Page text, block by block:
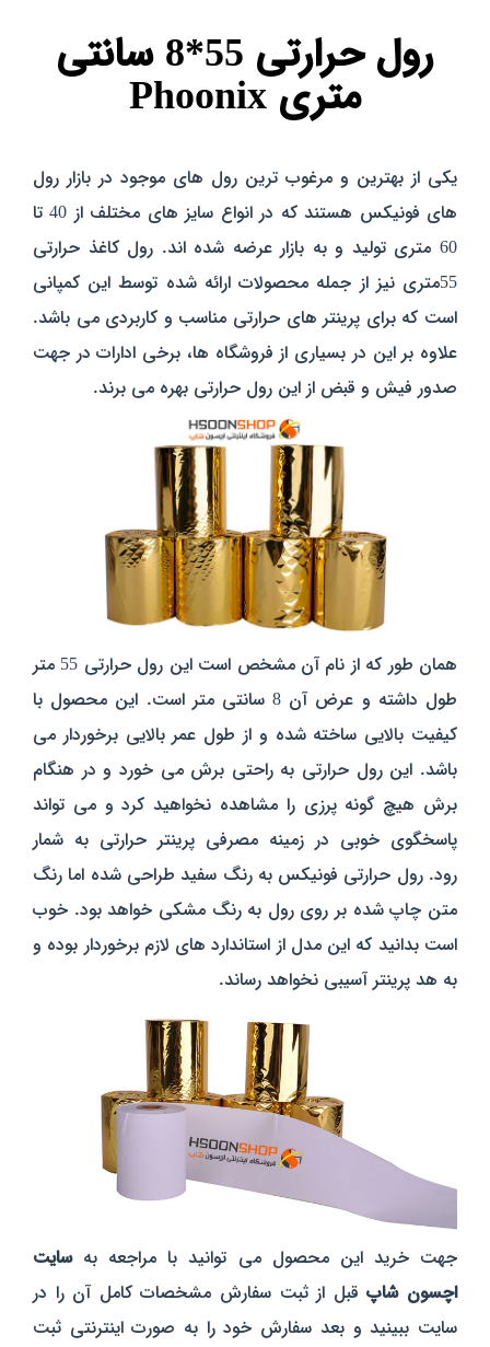
رول حرارتی 55*8 سانتی
متری Phoonix
یکی از بهترین و مرغوب ترین رول های موجود در بازار رول
های فونیکس هستند که در انواع سایز های مختلف از 40 تا
60 متری تولید و به بازار عرضه شده اند. رول کاغذ حرارتی
55متری نیز از جمله محصولات ارائه شده توسط این کمپانی
است که برای پرینتر های حرارتی مناسب و کاربردی می باشد.
علاوه بر این در بسیاری از فروشگاه ها، برخی ادارات در جهت
صدور فیش و قبض از این رول حرارتی بهره می برند.
همان طور که از نام آن مشخص است این رول حرارتی 55 متر
طول داشته و عرض آن 8 سانتی متر است. این محصول با
کیفیت بالایی ساخته شده و از طول عمر بالایی برخوردار می
باشد. این رول حرارتی به راحتی برش می خورد و در هنگام
برش هیچ گونه پرزی را مشاهده نخواهید کرد و می تواند
پاسخگوی خوبی در زمینه مصرفی پرینتر حرارتی به شمار
رود.رول حرارتی فونیکس به رنگ سفید طراحی شده اما رنگ
متن چاپ شده بر روی رول به رنگ مشکی خواهد بود. خوب
است بدانید که این مدل از استاندارد های لازم برخوردار بوده و
به هد پرینتر آسیبی نخواهد رساند.
جهت خرید این محصول می توانید با مراجعه بهسایت
اچسون شاپقبل از ثبت سفارش مشخصات کامل آن را در
سایت ببینید و بعد سفارش خود را به صورت اینترنتی ثبت